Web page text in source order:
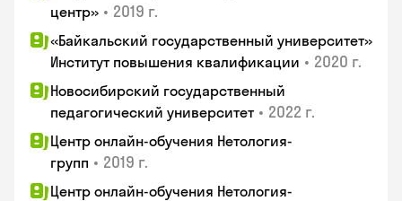
центр» • 2019 г.
«Байкальский государственный университет»
Институт повышения квалификации • 2020 г.
Новосибирский государственный
педагогический университет • 2022 г.
Центр онлайн-обучения Нетология-
групп • 2019 г.
Центр онлайн-обучения Нетология-